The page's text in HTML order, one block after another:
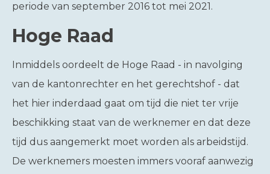
periode van september 2016 tot mei 2021.
Hoge Raad
Inmiddels oordeelt de Hoge Raad - in navolging
van de kantonrechter en het gerechtshof - dat
het hier inderdaad gaat om tijd die niet ter vrije
beschikking staat van de werknemer en dat deze
tijd dus aangemerkt moet worden als arbeidstijd.
De werknemers moesten immers vooraf aanwezig